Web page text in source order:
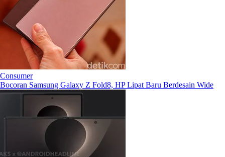
Consumer
Bocoran Samsung Galaxy Z Fold8, HP Lipat Baru Berdesain Wide